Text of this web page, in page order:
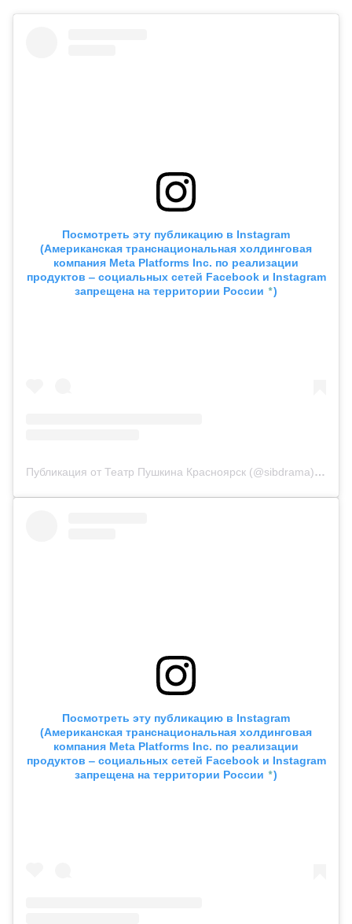
Посмотреть эту публикацию в Instagram
(Американская транснациональная холдинговая
компания Meta Platforms Inc. по реализации
продуктов ‒ социальных сетей Facebook и Instagram
запрещена на территории России *)
Публикация от Театр Пушкина Красноярск (@sibdrama)19
Посмотреть эту публикацию в Instagram
(Американская транснациональная холдинговая
компания Meta Platforms Inc. по реализации
продуктов ‒ социальных сетей Facebook и Instagram
запрещена на территории России *)